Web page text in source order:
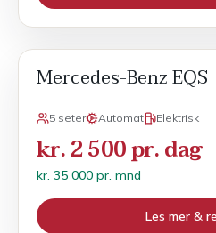
Mercedes-Benz EQS
5 seter Automat Elektrisk
kr. 2 500 pr. dag
kr. 35 000 pr. mnd
Les mer &